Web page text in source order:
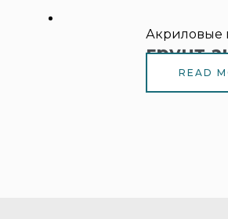
Акриловые
грунт
READ